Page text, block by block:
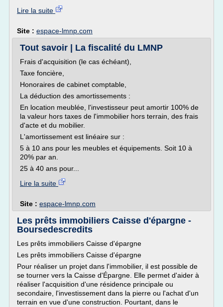
Lire la suite
Site : espace-lmnp.com
Tout savoir | La fiscalité du LMNP
Frais d'acquisition (le cas échéant),
Taxe foncière,
Honoraires de cabinet comptable,
La déduction des amortissements :
En location meublée, l'investisseur peut amortir 100% de
la valeur hors taxes de l'immobilier hors terrain, des frais
d'acte et du mobilier.
L'amortissement est linéaire sur :
5 à 10 ans pour les meubles et équipements. Soit 10 à
20% par an.
25 à 40 ans pour...
Lire la suite
Site : espace-lmnp.com
Les prêts immobiliers Caisse d'épargne -
Boursedescredits
Les prêts immobiliers Caisse d'épargne
Les prêts immobiliers Caisse d'épargne
Pour réaliser un projet dans l'immobilier, il est possible de
se tourner vers la Caisse d'Épargne. Elle permet d'aider à
réaliser l'acquisition d'une résidence principale ou
secondaire, l'investissement dans la pierre ou l'achat d'un
terrain en vue d'une construction. Pourtant, dans le